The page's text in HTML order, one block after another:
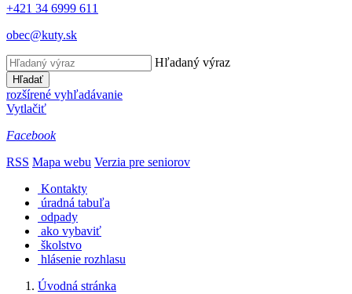
+421 34 6999 611
obec@kuty.sk
Hľadaný výraz
Hľadať
rozšírené vyhľadávanie
Vytlačiť
Facebook
RSS Mapa webu Verzia pre seniorov
Kontakty
úradná tabuľa
odpady
ako vybaviť
školstvo
hlásenie rozhlasu
Úvodná stránka